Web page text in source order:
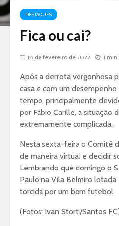
DESTAQUES
Fica ou cai?
18 de fevereiro de 2022 1 min
Após a derrota vergonhosa
casa e com um
tempo, principalmente
por Fábio Carille, a situação
extremamente complicada.
Nesta sexta-feira o Comitê
de maneira virtual e decidir
Lembrando que domingo o
Paulo na Vila Belmiro lotada
torcida por um bom futebol.
(Fotos: Ivan Storti/Santos FC)